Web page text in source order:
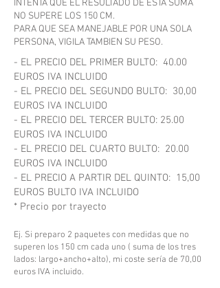
INTENTA QUE EL RESULTADO DE ESTA SUMA
NO SUPERE LOS 150 CM.
PARA QUE SEA MANEJABLE POR UNA SOLA
PERSONA, VIGILA TAMBIEN SU PESO.
- EL PRECIO DEL PRIMER BULTO: 40.00
EUROS IVA INCLUIDO
- EL PRECIO DEL SEGUNDO BULTO: 30,00
EUROS IVA INCLUIDO
- EL PRECIO DEL TERCER BULTO: 25.00
EUROS IVA INCLUIDO
- EL PRECIO DEL CUARTO BULTO: 20.00
EUROS IVA INCLUIDO
- EL PRECIO A PARTIR DEL QUINTO: 15,00
EUROS BULTO IVA INCLUIDO
* Precio por trayecto
Ej. Si preparo 2 paquetes con medidas que no
superen los 150 cm cada uno ( suma de los tres
lados: largo+ancho+alto), mi coste sería de 70,00
euros IVA incluido.